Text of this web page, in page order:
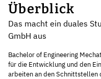
Überblick
Das macht ein duales
GmbH aus
Bachelor of Engineering
für die Entwicklung und den
arbeiten an den Schnittstellen